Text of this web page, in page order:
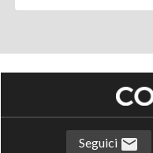
Seguici